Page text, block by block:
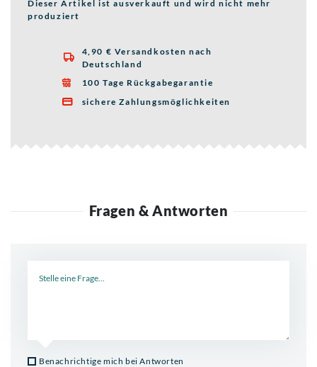
Dieser Artikel ist ausverkauft und wird nicht mehr
produziert

4,90 € Versandkosten nach
Deutschland
 100 Tage Rückgabegarantie
 sichere Zahlungsmöglichkeiten
Fragen & Antworten
Benachrichtige mich bei Antworten